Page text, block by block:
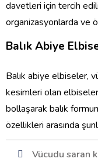
davetleri için tercih
organizasyonlarda ve
Balık Abiye
Balık abiye elbiseler,
kesimleri olan
bollaşarak balık
özellikleri arasında
Vücudu saran